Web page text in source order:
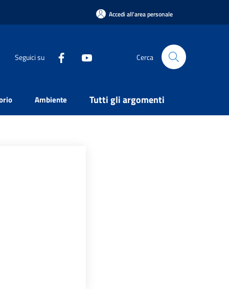
Accedi all'area personale
Seguici su Cerca
Ambiente Tutti gli argomenti